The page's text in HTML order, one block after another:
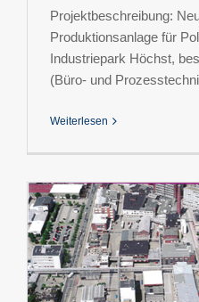
Projektbeschreibung:
Produktionsanlage für
Industriepark Höchst,
(Büro- und
Weiterlesen